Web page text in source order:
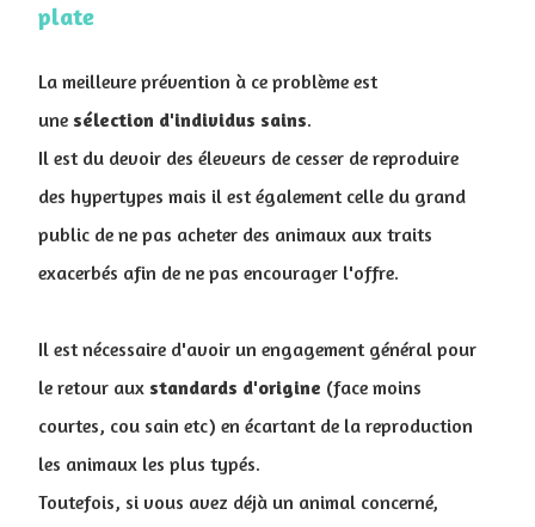
plate
La meilleure prévention à ce problème est
une sélection d'individus sains.
Il est du devoir des éleveurs de cesser de reproduire
des hypertypes mais il est également celle du grand
public de ne pas acheter des animaux aux traits
exacerbés afin de ne pas encourager l'offre.
Il est nécessaire d'avoir un engagement général pour
le retour aux standards d'origine (face moins
courtes, cou sain etc) en écartant de la reproduction
les animaux les plus typés.
Toutefois, si vous avez déjà un animal concerné,